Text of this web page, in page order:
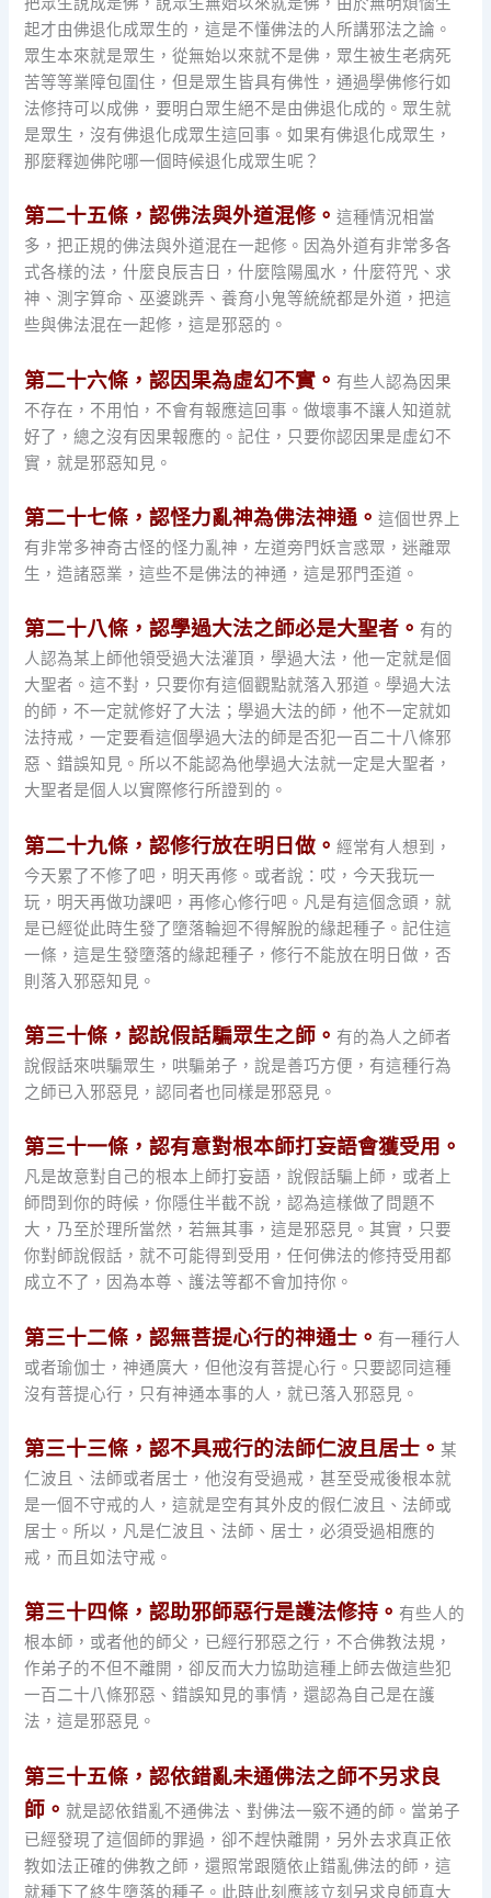
起才由佛退化成眾生的，這是不懂佛法的人所講邪法之論。
眾生本來就是眾生，從無始以來就不是佛，眾生被生老病死
苦等等業障包圍住，但是眾生皆具有佛性，通過學佛修行如
法修持可以成佛，要明白眾生絕不是由佛退化成的。眾生就
是眾生，沒有佛退化成眾生這回事。如果有佛退化成眾生，
那麼釋迦佛陀哪一個時候退化成眾生呢？
第二十五條，認佛法與外道混修。這種情況相當
多，把正規的佛法與外道混在一起修。因為外道有非常多各
式各樣的法，什麼良辰吉日，什麼陰陽風水，什麼符咒、求
神、測字算命、巫婆跳弄、養育小鬼等統統都是外道，把這
些與佛法混在一起修，這是邪惡的。
第二十六條，認因果為虛幻不實。 有些人認為因果
不存在，不用怕，不會有報應這回事。做壞事不讓人知道就
好了，總之沒有因果報應的。記住，只要你認因果是虛幻不
實，就是邪惡知見。
第二十七條，認怪力亂神為佛法神通。這個世界上
有非常多神奇古怪的怪力亂神，左道旁門妖言惑眾，迷離眾
生，造諸惡業，這些不是佛法的神通，這是邪門歪道。
第二十八條，認學過大法之師必是大聖者。 有的
人認為某上師他領受過大法灌頂，學過大法，他一定就是個
大聖者。這不對，只要你有這個觀點就落入邪道。學過大法
的師，不一定就修好了大法；學過大法的師，他不一定就如
法持戒，一定要看這個學過大法的師是否犯一百二十八條邪
惡、錯誤知見。所以不能認為他學過大法就一定是大聖者，
大聖者是個人以實際修行所證到的。
第二十九條，認修行放在明日做。經常有人想到，
今天累了不修了吧，明天再修。或者說：哎，今天我玩一
玩，明天再做功課吧，再修心修行吧。凡是有這個念頭，就
是已經從此時生發了墮落輪迴不得解脫的緣起種子。記住這
一條，這是生發墮落的緣起種子，修行不能放在明日做，否
則落入邪惡知見。
第三十條，認說假話騙眾生之師。 有的為人之師者
說假話來哄騙眾生，哄騙弟子，說是善巧方便，有這種行為
之師已入邪惡見，認同者也同樣是邪惡見。
第三十一條，認有意對根本師打妄語會獲受用。
凡是故意對自己的根本上師打妄語，說假話騙上師，或者上
師問到你的時候，你隱住半截不說，認為這樣做了問題不
大，乃至於理所當然，若無其事，這是邪惡見。其實，只要
你對師說假話，就不可能得到受用，任何佛法的修持受用都
成立不了，因為本尊、護法等都不會加持你。
第三十二條，認無菩提心行的神通士。 有一種行人
或者瑜伽士，神通廣大，但他沒有菩提心行。只要認同這種
沒有菩提心行，只有神通本事的人，就已落入邪惡見。
第三十三條，認不具戒行的法師仁波且居士。 某
仁波且、法師或者居士，他沒有受過戒，甚至受戒後根本就
是一個不守戒的人，這就是空有其外皮的假仁波且、法師或
居士。所以，凡是仁波且、法師、居士，必須受過相應的
戒，而且如法守戒。
第三十四條，認助邪師惡行是護法修持。 有些人的
根本師，或者他的師父，已經行邪惡之行，不合佛教法規，
作弟子的不但不離開，卻反而大力協助這種上師去做這些犯
一百二十八條邪惡、錯誤知見的事情，還認為自己是在護
法，這是邪惡見。
第三十五條，認依錯亂未通佛法之師不另求良
師。就是認依錯亂不通佛法、對佛法一竅不通的師。當弟子
已經發現了這個師的罪過，卻不趕快離開，另外去求真正依
教如法正確的佛教之師，還照常跟隨依止錯亂佛法的師，這
就種下了終生墮落的種子。此時此刻應該立刻另求良師真大